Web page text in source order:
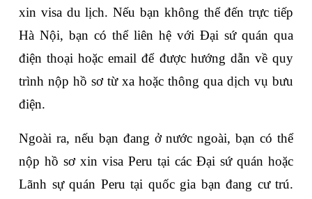
xin visa du lịch. Nếu bạn không thể đến trực tiếp
Hà Nội, bạn có thể liên hệ với Đại sứ quán qua
điện thoại hoặc email để được hướng dẫn về quy
trình nộp hồ sơ từ xa hoặc thông qua dịch vụ bưu
điện.
Ngoài ra, nếu bạn đang ở nước ngoài, bạn có thể
nộp hồ sơ xin visa Peru tại các Đại sứ quán hoặc
Lãnh sự quán Peru tại quốc gia bạn đang cư trú.